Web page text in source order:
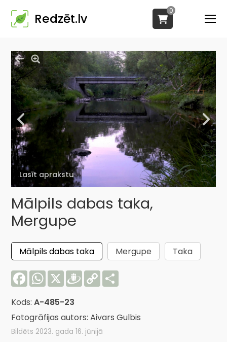
Redzēt.lv
0
Lasīt aprakstu
Mālpils dabas taka,
Mergupe
Mālpils dabas taka Mergupe
Taka
FacebookWhatsApp
X Draugiem
Copy
Link
Kods:A-485-23
Fotogrāfijas autors: Aivars Gulbis
Bildēts 2023. gada 16. jūnijā